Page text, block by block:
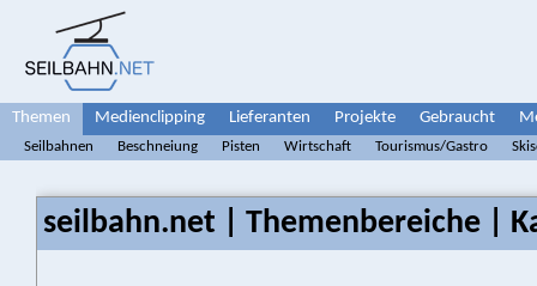
Themen Medienclipping Lieferanten Projekte Gebraucht
Seilbahnen Beschneiung Pisten Wirtschaft Tourismus/Gastro
seilbahn.net | Themenbereiche |